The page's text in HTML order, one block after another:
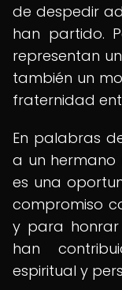
de despedir
han partido.
representan
también un
fraternidad
En palabras
a un hermano
es una
compromiso
y para
han
espiritual y